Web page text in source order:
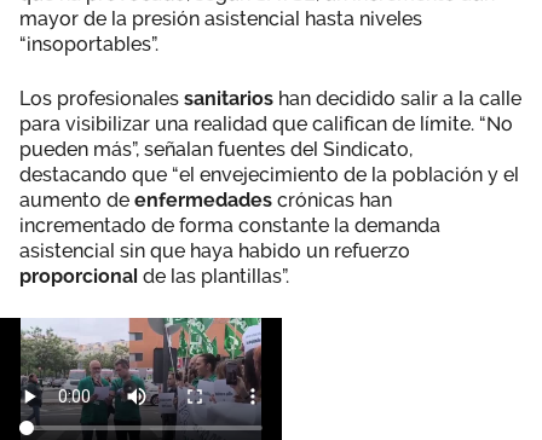
mayor de la presión asistencial hasta niveles
“insoportables”.
Los profesionales sanitarios han decidido salir a la calle
para visibilizar una realidad que califican de límite. “No
pueden más”, señalan fuentes del Sindicato,
destacando que “el envejecimiento de la población y el
aumento de enfermedades crónicas han
incrementado de forma constante la demanda
asistencial sin que haya habido un refuerzo
proporcional de las plantillas”.